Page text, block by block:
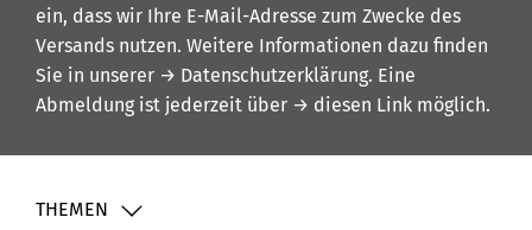
ein, dass wir Ihre E-Mail-Adresse zum Zwecke des
Versands nutzen. Weitere Informationen dazu finden
Sie in unserer → Datenschutzerklärung. Eine
Abmeldung ist jederzeit über → diesen Link möglich.
THEMEN